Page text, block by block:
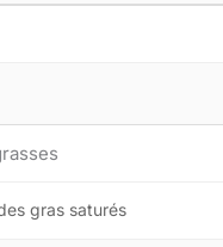
gras saturés